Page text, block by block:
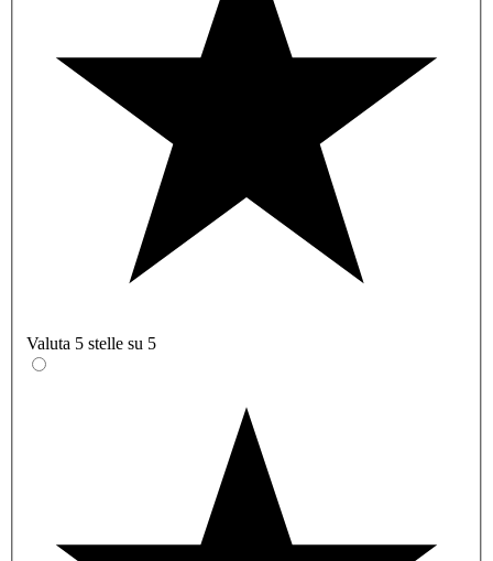
Valuta 5 stelle su 5